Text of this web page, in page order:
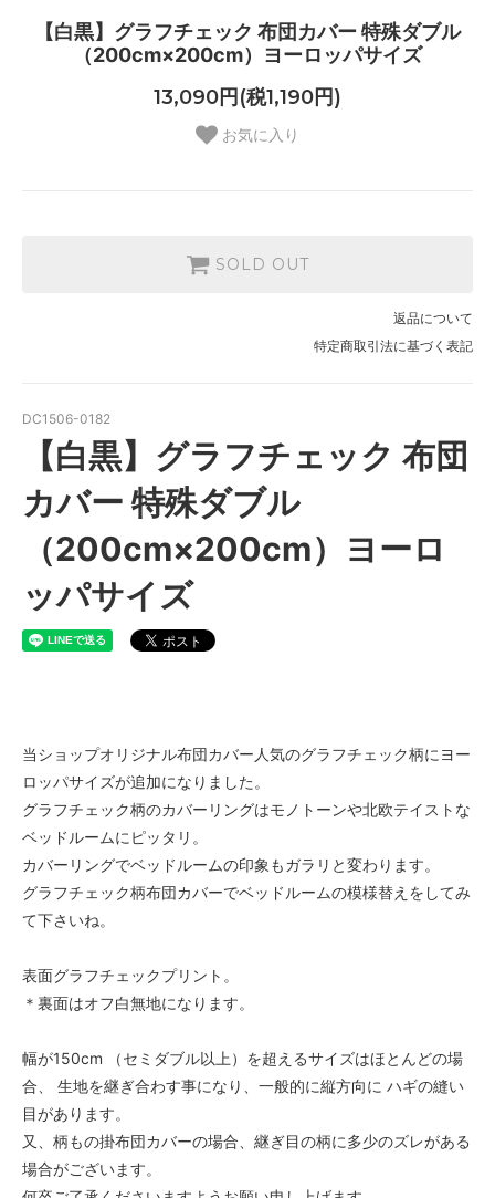
【白黒】グラフチェック 布団カバー 特殊ダブル
（200cm×200cm）ヨーロッパサイズ
13,090円(税1,190円)
お気に入り
SOLD OUT
返品について
特定商取引法に基づく表記
DC1506-0182
【白黒】グラフチェック 布団
カバー 特殊ダブル
（200cm×200cm）ヨーロ
ッパサイズ
当ショップオリジナル布団カバー人気のグラフチェック柄にヨー
ロッパサイズが追加になりました。
グラフチェック柄のカバーリングはモノトーンや北欧テイストな
ベッドルームにピッタリ。
カバーリングでベッドルームの印象もガラリと変わります。
グラフチェック柄布団カバーでベッドルームの模様替えをしてみ
て下さいね。
表面グラフチェックプリント。
＊裏面はオフ白無地になります。
幅が150cm （セミダブル以上）を超えるサイズはほとんどの場
合、 生地を継ぎ合わす事になり、一般的に縦方向に ハギの縫い
目があります。
又、柄もの掛布団カバーの場合、継ぎ目の柄に多少のズレがある
場合がございます。